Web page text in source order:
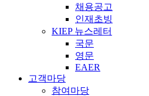
채용공고
인재초빙
KIEP 뉴스레터
국문
영문
EAER
고객마당
참여마당